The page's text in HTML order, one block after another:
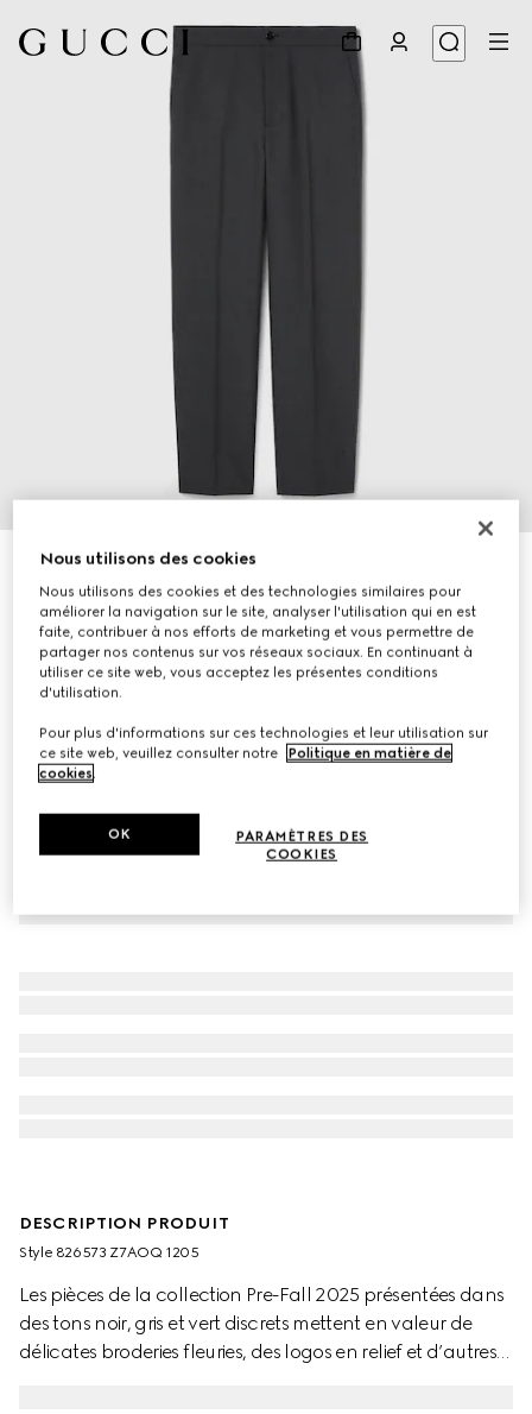
Pantalon en serge de laine mélangée avec logo
€ 575
Déclinaisons gris foncé
DESCRIPTION PRODUIT
Style ‎826573 Z7AOQ 1205
Les pièces de la collection Pre-Fall 2025 présentées dans
des tons noir, gris et vert discrets mettent en valeur de
délicates broderies fleuries, des logos en relief et d’autres
Nous utilisons des cookies
Nous utilisons des cookies et des technologies similaires pour
améliorer la navigation sur le site, analyser l'utilisation qui en est
faite, contribuer à nos efforts de marketing et vous permettre de
partager nos contenus sur vos réseaux sociaux. En continuant à
utiliser ce site web, vous acceptez les présentes conditions
d'utilisation.
Pour plus d'informations sur ces technologies et leur utilisation sur
ce site web, veuillez consulter notre
Politique en matière de
cookies.
PARAMÈTRES DES
COOKIES
OK